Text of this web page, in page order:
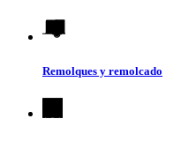
Remolques y remolcado